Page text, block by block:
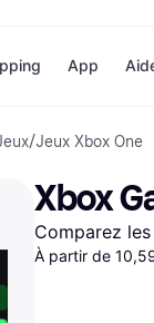
Options de
paiement
Payer maintenant
Paiement en 3 fois
Paiement à 30 jours
Magasins
Airbnb
Temu
JD
App
/Jeux Xbox One
Xbox
Comparez
À partir de